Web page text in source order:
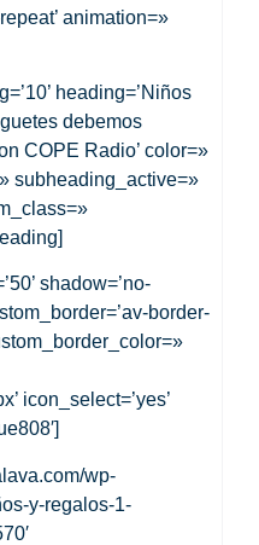
animation=»
heading=’Niños
debemos
COPE Radio’ color=»
subheading_active=»
shadow=’no-
border-
icon_select=’yes’
wp-
y-regalos-1-